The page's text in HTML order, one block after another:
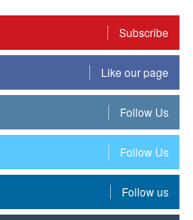
Subscribe
Like our page
Follow Us
Follow Us
Follow us